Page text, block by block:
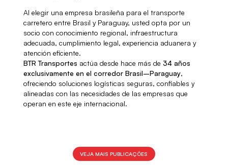
Al elegir una empresa brasileña para el transporte
carretero entre Brasil y Paraguay, usted opta por un
socio con conocimiento regional, infraestructura
adecuada, cumplimiento legal, experiencia aduanera y
atención eficiente.
BTR Transportes actúa desde hace más de 34 años
exclusivamente en el corredor Brasil–Paraguay,
ofreciendo soluciones logísticas seguras, confiables y
alineadas con las necesidades de las empresas que
operan en este eje internacional.
VEJA MAIS PUBLICAÇÕES